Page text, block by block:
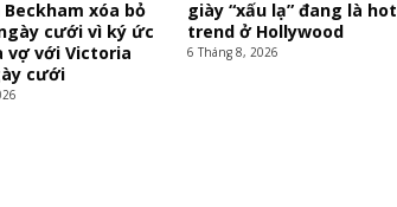
xóa bỏ
cưới vì ký ức
vợ với Victoria
cưới
giày “xấu lạ” đang là hot
trend ở Hollywood
6 Tháng 8, 2026